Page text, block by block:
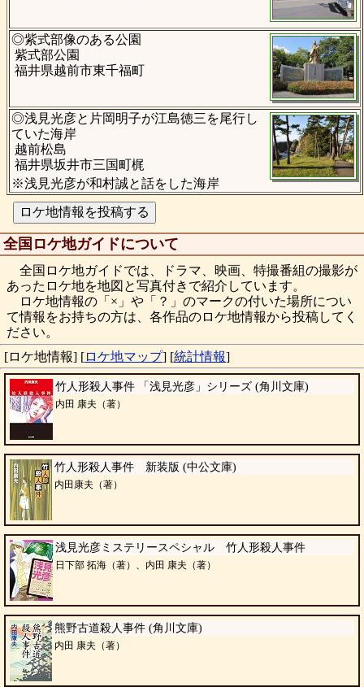
◎紫式部像のある公園
紫式部公園
福井県越前市東千福町
◎浅見光彦と片岡明子が江島徳三を尾行し
ていた海岸
越前松島
福井県坂井市三国町梶
※浅見光彦が和村誠と話をした海岸
全国ロケ地ガイドについて
全国ロケ地ガイドでは、ドラマ、映画、特撮番組の撮影が
あったロケ地を地図と写真付きで紹介しています。
ロケ地情報の「×」や「？」のマークの付いた場所につい
て情報をお持ちの方は、各作品のロケ地情報から投稿してく
ださい。
[ロケ地情報] [ロケ地マップ] [統計情報]
竹人形殺人事件 「浅見光彦」シリーズ (角川文庫)
内田 康夫（著）
竹人形殺人事件 新装版 (中公文庫)
内田康夫（著）
浅見光彦ミステリースペシャル 竹人形殺人事件
日下部 拓海（著）、内田 康夫（著）
熊野古道殺人事件 (角川文庫)
内田 康夫（著）